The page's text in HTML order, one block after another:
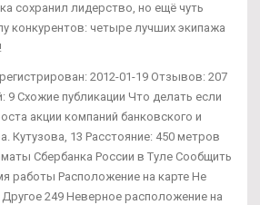
сохранил лидерство, но ещё чуть
конкурентов: четыре лучших экипажа
2012-01-19 Отзывов: 207
9 Схожие публикации Что делать если
акции компаний банковского и
Кутузова, 13 Расстояние: 450 метров
Сбербанка России в Туле Сообщить
работы Расположение на карте Не
249 Неверное расположение на